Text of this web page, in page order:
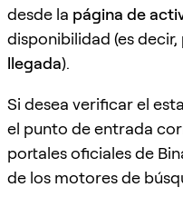
desde la página de
disponibilidad (es decir,
llegada).
Si desea verificar el
el punto de entrada
portales oficiales de
de los motores de